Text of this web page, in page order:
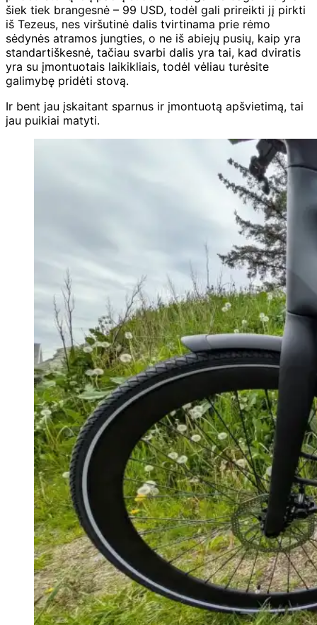
šiek tiek brangesnė – 99 USD, todėl gali prireikti jį pirkti
iš Tezeus, nes viršutinė dalis tvirtinama prie rėmo
sėdynės atramos jungties, o ne iš abiejų pusių, kaip yra
standartiškesnė, tačiau svarbi dalis yra tai, kad dviratis
yra su įmontuotais laikikliais, todėl vėliau turėsite
galimybę pridėti stovą.
Ir bent jau įskaitant sparnus ir įmontuotą apšvietimą, tai
jau puikiai matyti.